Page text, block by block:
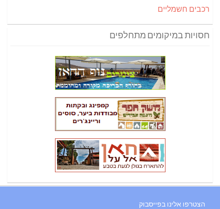
רכבים חשמליים
חסויות במיקומים מתחלפים
הצטרפו אלינו בפייסבוק